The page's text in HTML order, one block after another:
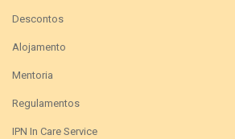
Descontos
Alojamento
Mentoria
Regulamentos
IPN In Care Service